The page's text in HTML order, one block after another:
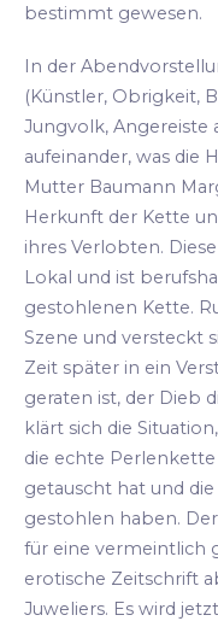
bestimmt gewesen.
In der
(Künstler, Obrigkeit,
Jungvolk, Angereiste
aufeinander, was die
Mutter Baumann
Herkunft der Kette
ihres Verlobten.
Lokal und ist
gestohlenen Kette.
Szene und versteckt
Zeit später in ein
geraten ist, der Dieb
klärt sich die
die echte
getauscht hat und
gestohlen haben.
für eine vermeintlich
erotische Zeitschrift
Juweliers. Es wird